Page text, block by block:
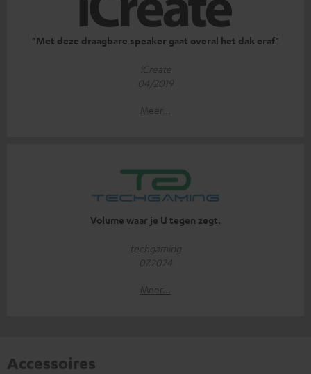
"Met deze draagbare speaker gaat overal het dak eraf"
iCreate
04/2019
Meer...
Volume waar je U tegen zegt.
techgaming
07.2024
Meer...
Accessoires